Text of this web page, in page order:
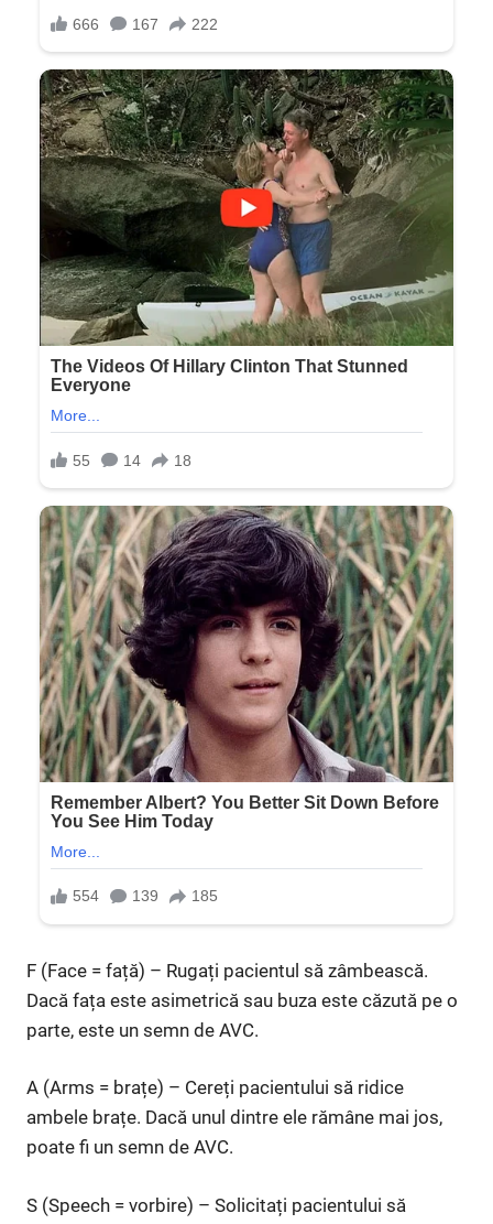
F (Face = față) – Rugați pacientul să zâmbească.
Dacă fața este asimetrică sau buza este căzută pe o
parte, este un semn de AVC.
A (Arms = brațe) – Cereți pacientului să ridice
ambele brațe. Dacă unul dintre ele rămâne mai jos,
poate fi un semn de AVC.
S (Speech = vorbire) – Solicitați pacientului să